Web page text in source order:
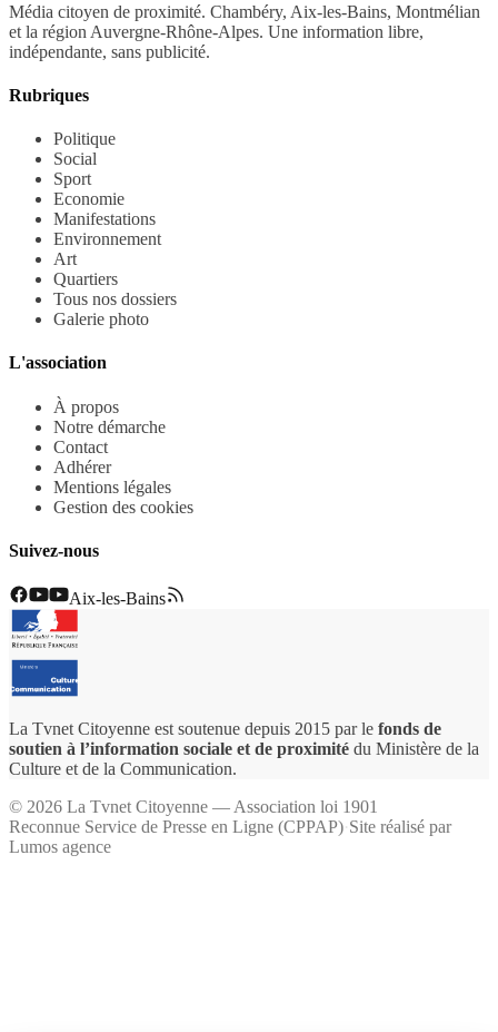
Média citoyen de proximité. Chambéry, Aix-les-Bains, Montmélian
et la région Auvergne-Rhône-Alpes. Une information libre,
indépendante, sans publicité.
Rubriques
Politique
Social
Sport
Economie
Manifestations
Environnement
Art
Quartiers
Tous nos dossiers
Galerie photo
L'association
À propos
Notre démarche
Contact
Adhérer
Mentions légales
Gestion des cookies
Suivez-nous
Aix-les-Bains
La Tvnet Citoyenne est soutenue depuis 2015 par le fonds de
soutien à l’information sociale et de proximité du Ministère de la
Culture et de la Communication.
© 2026 La Tvnet Citoyenne — Association loi 1901
Reconnue Service de Presse en Ligne (CPPAP)·Site réalisé par
Lumos agence